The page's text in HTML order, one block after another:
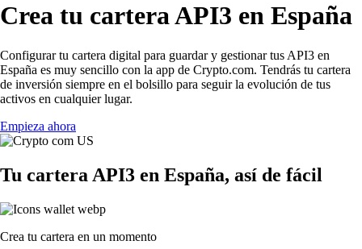
Crea tu cartera API3 en España
Configurar tu cartera digital para guardar y gestionar tus API3 en
España es muy sencillo con la app de Crypto.com. Tendrás tu cartera
de inversión siempre en el bolsillo para seguir la evolución de tus
activos en cualquier lugar.
Empieza ahora
Tu cartera API3 en España, así de fácil
Crea tu cartera en un momento